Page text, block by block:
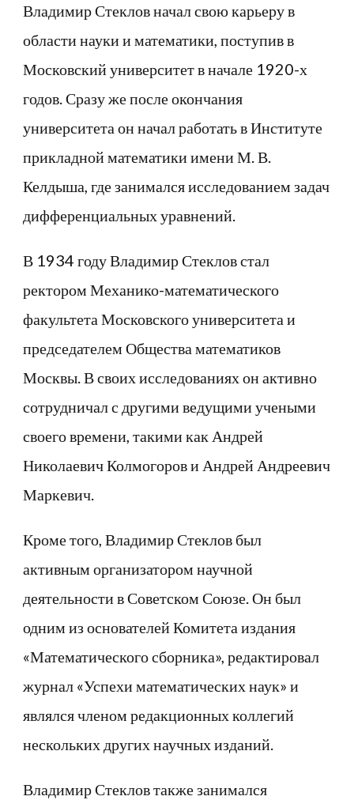
Владимир Стеклов начал свою карьеру в
области науки и математики, поступив в
Московский университет в начале 1920-х
годов. Сразу же после окончания
университета он начал работать в Институте
прикладной математики имени М. В.
Келдыша, где занимался исследованием задач
дифференциальных уравнений.
В 1934 году Владимир Стеклов стал
ректором Механико-математического
факультета Московского университета и
председателем Общества математиков
Москвы. В своих исследованиях он активно
сотрудничал с другими ведущими учеными
своего времени, такими как Андрей
Николаевич Колмогоров и Андрей Андреевич
Маркевич.
Кроме того, Владимир Стеклов был
активным организатором научной
деятельности в Советском Союзе. Он был
одним из основателей Комитета издания
«Математического сборника», редактировал
журнал «Успехи математических наук» и
являлся членом редакционных коллегий
нескольких других научных изданий.
Владимир Стеклов также занимался